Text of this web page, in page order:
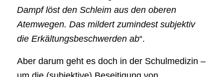
Dampf löst den Schleim aus den oberen
Atemwegen. Das mildert zumindest subjektiv
die Erkältungsbeschwerden ab“.
Aber darum geht es doch in der Schulmedizin –